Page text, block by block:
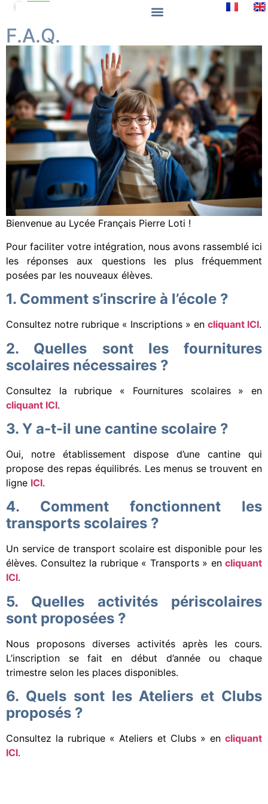
F.A.Q.
Bienvenue au Lycée Français Pierre Loti !
Pour faciliter votre intégration, nous avons rassemblé ici
les réponses aux questions les plus fréquemment
posées par les nouveaux élèves.
1. Comment s’inscrire à l’école ?
Consultez notre rubrique « Inscriptions » en cliquant ICI.
2. Quelles sont les fournitures
scolaires nécessaires ?
Consultez la rubrique « Fournitures scolaires » en
cliquant ICI.
3. Y a-t-il une cantine scolaire ?
Oui, notre établissement dispose d’une cantine qui
propose des repas équilibrés. Les menus se trouvent en
ligne ICI.
4. Comment fonctionnent les
transports scolaires ?
Un service de transport scolaire est disponible pour les
élèves. Consultez la rubrique « Transports » en cliquant
ICI.
5. Quelles activités périscolaires
sont proposées ?
Nous proposons diverses activités après les cours.
L’inscription se fait en début d’année ou chaque
trimestre selon les places disponibles.
6. Quels sont les Ateliers et Clubs
proposés ?
Consultez la rubrique « Ateliers et Clubs » en cliquant
ICI.